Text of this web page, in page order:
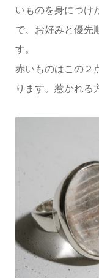
いものを身につけ
で、お好みと優先
す。
赤いものはこの２
ります。惹かれる